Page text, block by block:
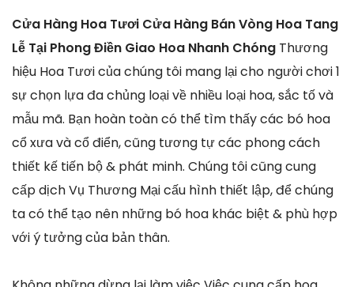
Cửa Hàng Hoa Tươi Cửa Hàng Bán Vòng Hoa Tang
Lễ Tại Phong Điền Giao Hoa Nhanh Chóng Thương
hiệu Hoa Tươi của chúng tôi mang lại cho người chơi 1
sự chọn lựa đa chủng loại về nhiều loại hoa, sắc tố và
mẫu mã. Bạn hoàn toàn có thể tìm thấy các bó hoa
cổ xưa và cổ điển, cũng tương tự các phong cách
thiết kế tiến bộ & phát minh. Chúng tôi cũng cung
cấp dịch Vụ Thương Mại cấu hình thiết lập, để chúng
ta có thể tạo nên những bó hoa khác biệt & phù hợp
với ý tưởng của bản thân.